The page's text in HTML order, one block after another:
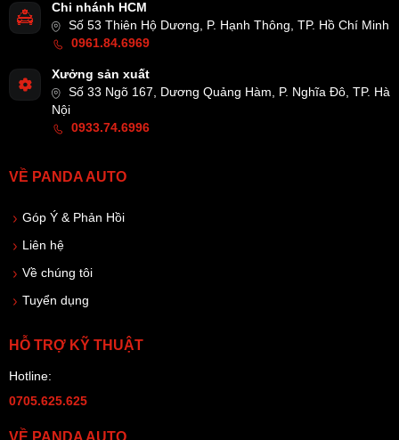
Chi nhánh HCM
Số 53 Thiên Hộ Dương, P. Hạnh Thông, TP. Hồ Chí Minh
0961.84.6969
Xưởng sản xuất
Số 33 Ngõ 167, Dương Quảng Hàm, P. Nghĩa Đô, TP. Hà
Nội
0933.74.6996
VỀ PANDA AUTO
Góp Ý & Phản Hồi
Liên hệ
Về chúng tôi
Tuyển dụng
HỖ TRỢ KỸ THUẬT
Hotline:
0705.625.625